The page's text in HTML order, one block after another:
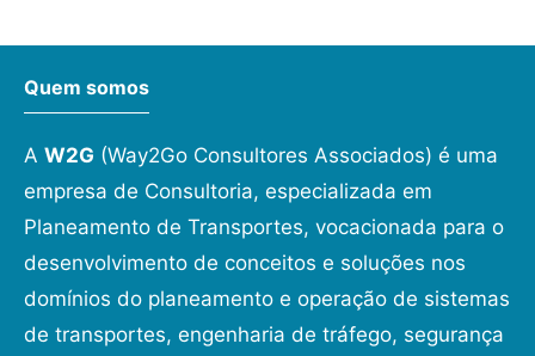
Quem somos
A W2G (Way2Go Consultores Associados) é uma
empresa de Consultoria, especializada em
Planeamento de Transportes, vocacionada para o
desenvolvimento de conceitos e soluções nos
domínios do planeamento e operação de sistemas
de transportes, engenharia de tráfego, segurança